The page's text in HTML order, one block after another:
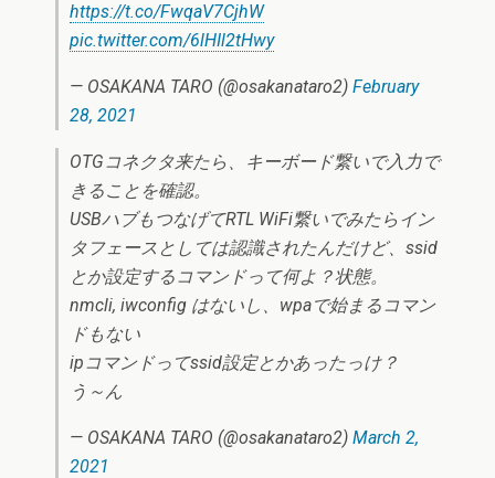
https://t.co/FwqaV7CjhW
pic.twitter.com/6lHIl2tHwy
— OSAKANA TARO (@osakanataro2) February
28, 2021
OTGコネクタ来たら、キーボード繋いで入力で
きることを確認。
USBハブもつなげてRTL WiFi繋いでみたらイン
タフェースとしては認識されたんだけど、ssid
とか設定するコマンドって何よ？状態。
nmcli, iwconfig はないし、wpaで始まるコマン
ドもない
ipコマンドってssid設定とかあったっけ？
う～ん
— OSAKANA TARO (@osakanataro2) March 2,
2021